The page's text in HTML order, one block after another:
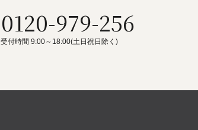
0120-979-256
受付時間 9:00～18:00(土日祝日除く)